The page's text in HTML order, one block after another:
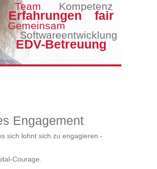
Team Kompetenz
Erfahrungen fair
Gemeinsam
Softwareentwicklung
EDV-Betreuung
Engagement
sich lohnt sich zu engagieren -
Courage.